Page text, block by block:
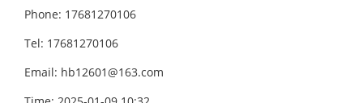
Phone: 17681270106
Tel: 17681270106
Email: hb12601@163.com